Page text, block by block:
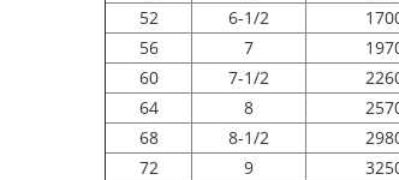
52
6-1/2
56
7
60
7-1/2
64
8
68
8-1/2
72
9